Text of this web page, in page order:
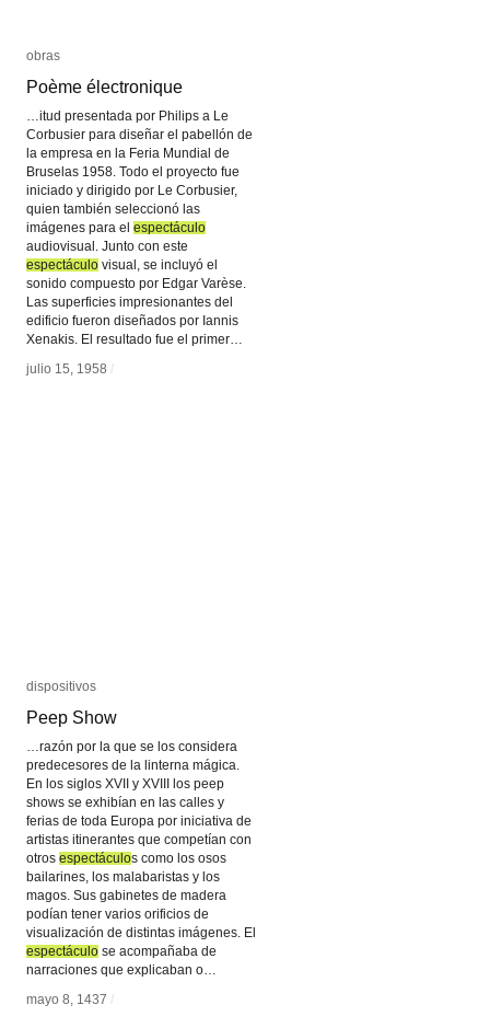
obras
Poème électronique
…itud presentada por Philips a Le
Corbusier para diseñar el pabellón de
la empresa en la Feria Mundial de
Bruselas 1958. Todo el proyecto fue
iniciado y dirigido por Le Corbusier,
quien también seleccionó las
imágenes para el espectáculo
audiovisual. Junto con este
espectáculo visual, se incluyó el
sonido compuesto por Edgar Varèse.
Las superficies impresionantes del
edificio fueron diseñados por Iannis
Xenakis. El resultado fue el primer…
julio 15, 1958 /
obras
Poème électronique
espectáculo
espectáculo
julio 15, 1958 /
dispositivos
Peep Show
…razón por la que se los considera
predecesores de la linterna mágica.
En los siglos XVII y XVIII los peep
shows se exhibían en las calles y
ferias de toda Europa por iniciativa de
artistas itinerantes que competían con
otros espectáculos como los osos
bailarines, los malabaristas y los
magos. Sus gabinetes de madera
podían tener varios orificios de
visualización de distintas imágenes. El
espectáculo se acompañaba de
narraciones que explicaban o…
mayo 8, 1437 /
dispositivos
Peep Show
espectáculo
espectáculo
mayo 8, 1437 /